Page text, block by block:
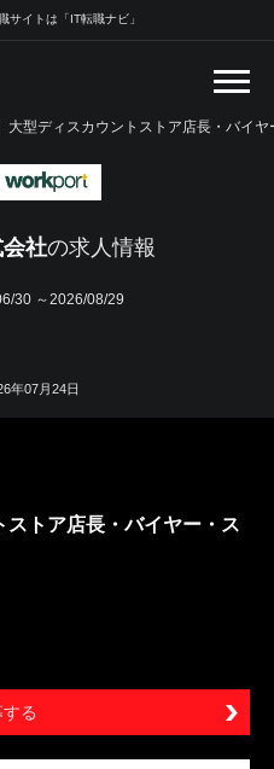
サイトは「IT転職ナビ」
大型ディスカウントストア店長・バイ
社の求人情報
30 ～2026/08/29
年07月24日
ストア店長・バイヤー・ス
る